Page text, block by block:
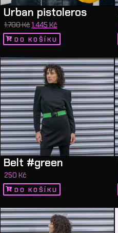
Urban pistoleros
1.700Kč 1.445 Kč
DO KOŠÍKU
Belt #green
250 Kč
DO KOŠÍKU